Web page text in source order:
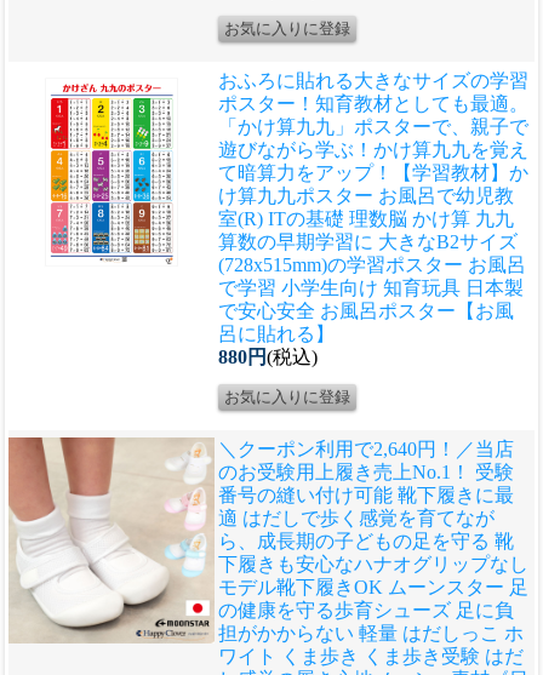
おふろに貼れる大きなサイズの学習
ポスター！知育教材としても最適。
「かけ算九九」ポスターで、親子で
遊びながら学ぶ！かけ算九九を覚え
て暗算力をアップ！
【学習教材】か
け算九九ポスター お風呂で幼児教
室(R) ITの基礎 理数脳 かけ算 九九
算数の早期学習に 大きなB2サイズ
(728x515mm)の学習ポスター お風呂
で学習 小学生向け 知育玩具 日本製
で安心安全 お風呂ポスター【お風
呂に貼れる】
880円(税込)
＼クーポン利用で2,640円！／当店
のお受験用上履き売上No.1！ 受験
番号の縫い付け可能 靴下履きに最
適 はだしで歩く感覚を育てなが
ら、成長期の子どもの足を守る 靴
下履きも安心なハナオグリップなし
モデル靴下履きOK ムーンスター 足
の健康を守る歩育シューズ 足に負
担がかからない 軽量 はだしっこ ホ
ワイト くま歩き くま歩き受験 はだ